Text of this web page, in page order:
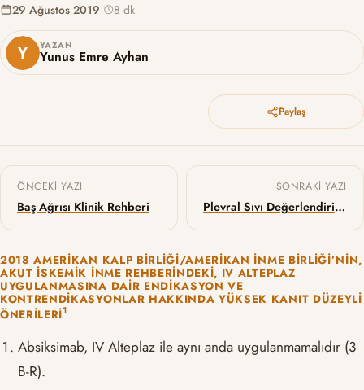
YAZAN
Yunus Emre Ayhan
29 Ağustos 2019· 8 dk
Paylaş
Yazı gezinmesi
ÖNCEKI YAZI
Baş Ağrısı Klinik Rehberi
SONRAKI YAZI
Plevral Sıvı Değerlendirilmesi
2018 AMERIKAN KALP BIRLIĞI/AMERIKAN İNME BIRLIĞI’NIN,
AKUT İSKEMIK İNME REHBERINDEKI, IV ALTEPLAZ
UYGULANMASINA DAIR ENDIKASYON VE
KONTRENDIKASYONLAR HAKKINDA YÜKSEK KANIT DÜZEYLI
ÖNERILERI​1​
Absiksimab, IV Alteplaz ile aynı anda uygulanmamalıdır (3
B-R).